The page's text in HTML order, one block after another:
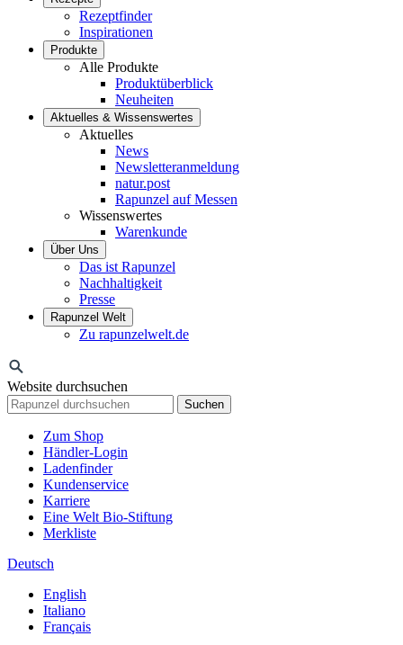
Rezeptfinder
Inspirationen
Produkte
Alle Produkte
Produktüberblick
Neuheiten
Aktuelles & Wissenswertes
Aktuelles
News
Newsletteranmeldung
natur.post
Rapunzel auf Messen
Wissenswertes
Warenkunde
Über Uns
Das ist Rapunzel
Nachhaltigkeit
Presse
Rapunzel Welt
Zu rapunzelwelt.de
Website durchsuchen
Suchen
Zum Shop
Händler-Login
Ladenfinder
Kundenservice
Karriere
Eine Welt Bio-Stiftung
Merkliste
Deutsch
English
Italiano
Français